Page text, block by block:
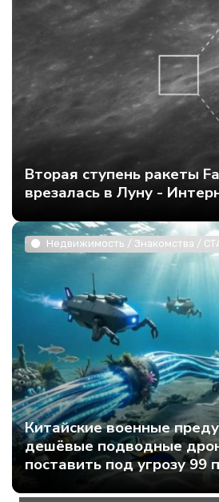
Вторая ступень ракеты
врезалась в Луну -
Недвижимость / Знакомства /
Китайские военные
дешёвые подводные
поставить под угрозу 99
мирового интернет-